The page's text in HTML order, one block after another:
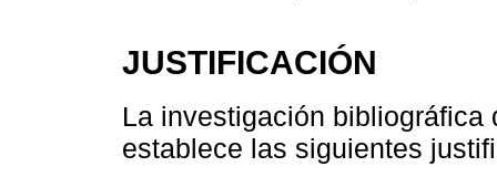
JUSTIFICACIÓN
La investigación
establece las siguientes